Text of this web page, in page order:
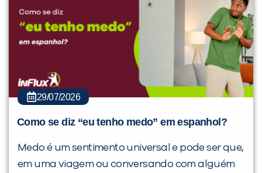
29/07/2026
Como se diz “eu tenho medo” em espanhol?
Medo é um sentimento universal e pode ser que,
em uma viagem ou conversando com alguém